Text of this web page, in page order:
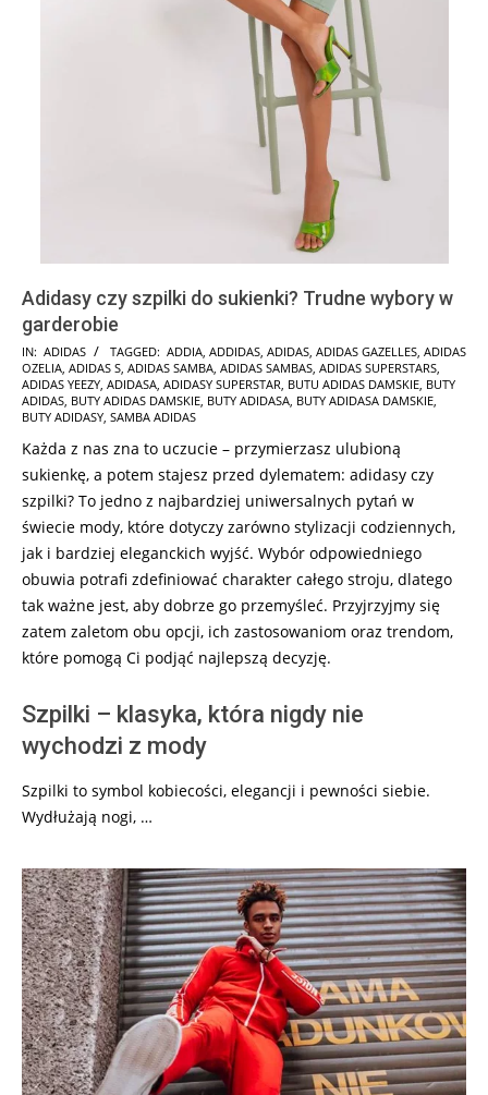
Adidasy czy szpilki do sukienki? Trudne wybory w
garderobie
2025-
01-
17
IN: ADIDAS TAGGED: ADDIA ADDIDAS ADIDAS ADIDAS GAZELLES ADIDAS
OZELIA ADIDAS S ADIDAS SAMBA ADIDAS SAMBAS ADIDAS SUPERSTARS
ADIDAS YEEZY ADIDASA ADIDASY SUPERSTAR BUTU ADIDAS DAMSKIE BUTY
ADIDAS BUTY ADIDAS DAMSKIE BUTY ADIDASA BUTY ADIDASA DAMSKIE
BUTY ADIDASY SAMBA ADIDAS
Każda z nas zna to uczucie – przymierzasz ulubioną
sukienkę, a potem stajesz przed dylematem: adidasy czy
szpilki? To jedno z najbardziej uniwersalnych pytań w
świecie mody, które dotyczy zarówno stylizacji codziennych,
jak i bardziej eleganckich wyjść. Wybór odpowiedniego
obuwia potrafi zdefiniować charakter całego stroju, dlatego
tak ważne jest, aby dobrze go przemyśleć. Przyjrzyjmy się
zatem zaletom obu opcji, ich zastosowaniom oraz trendom,
które pomogą Ci podjąć najlepszą decyzję.
Szpilki – klasyka, która nigdy nie
wychodzi z mody
Szpilki to symbol kobiecości, elegancji i pewności siebie.
Wydłużają nogi, …